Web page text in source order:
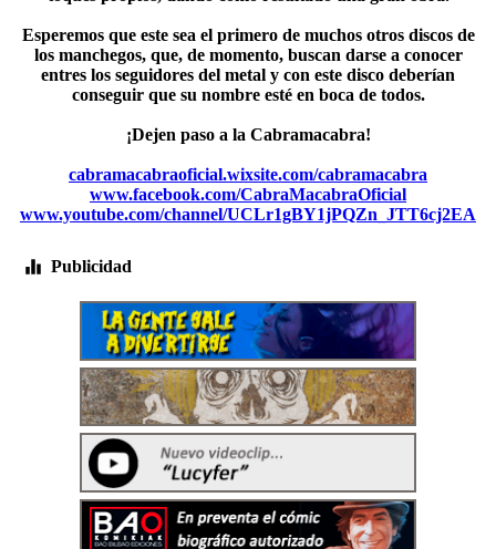
Esperemos que este sea el primero de muchos otros discos de
los manchegos, que, de momento, buscan darse a conocer
entres los seguidores del metal y con este disco deberían
conseguir que su nombre esté en boca de todos.
¡Dejen paso a la Cabramacabra!
cabramacabraoficial.wixsite.com/cabramacabra
www.facebook.com/CabraMacabraOficial
www.youtube.com/channel/UCLr1gBY1jPQZn_JTT6cj2EA
Publicidad